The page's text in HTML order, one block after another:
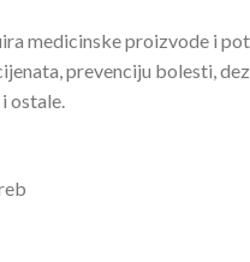
medicinske proizvode i
prevenciju bolesti,
ostale.